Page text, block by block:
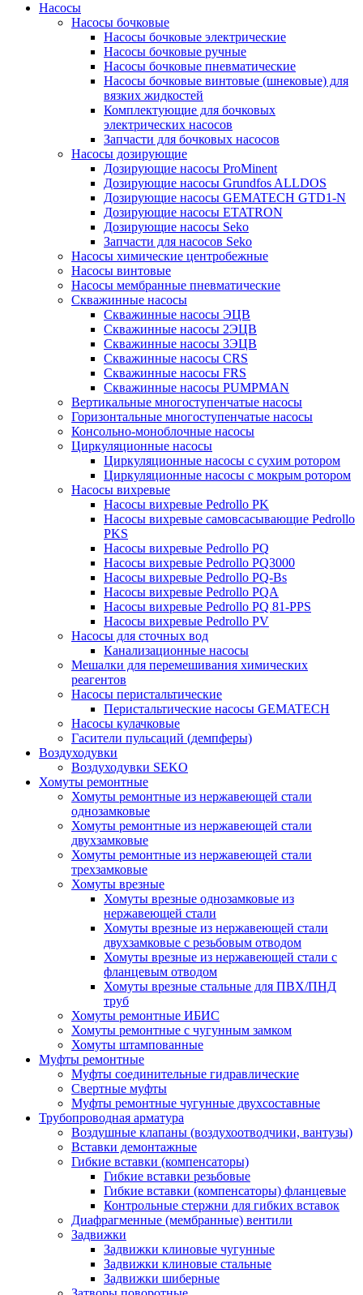
Насосы
Насосы бочковые
Насосы бочковые электрические
Насосы бочковые ручные
Насосы бочковые пневматические
Насосы бочковые винтовые (шнековые) для
вязких жидкостей
Комплектующие для бочковых
электрических насосов
Запчасти для бочковых насосов
Насосы дозирующие
Дозирующие насосы ProMinent
Дозирующие насосы Grundfos ALLDOS
Дозирующие насосы GEMATECH GTD1-N
Дозирующие насосы ETATRON
Дозирующие насосы Seko
Запчасти для насосов Seko
Насосы химические центробежные
Насосы винтовые
Насосы мембранные пневматические
Скважинные насосы
Скважинные насосы ЭЦВ
Скважинные насосы 2ЭЦВ
Скважинные насосы 3ЭЦВ
Скважинные насосы CRS
Скважинные насосы FRS
Скважинные насосы PUMPMAN
Вертикальные многоступенчатые насосы
Горизонтальные многоступенчатые насосы
Консольно-моноблочные насосы
Циркуляционные насосы
Циркуляционные насосы с сухим ротором
Циркуляционные насосы с мокрым ротором
Насосы вихревые
Насосы вихревые Pedrollo PK
Насосы вихревые самовсасывающие Pedrollo
PKS
Насосы вихревые Pedrollo PQ
Насосы вихревые Pedrollo PQ3000
Насосы вихревые Pedrollo PQ-Bs
Насосы вихревые Pedrollo PQA
Насосы вихревые Pedrollo PQ 81-PPS
Насосы вихревые Pedrollo PV
Насосы для сточных вод
Канализационные насосы
Мешалки для перемешивания химических
реагентов
Насосы перистальтические
Перистальтические насосы GEMATECH
Насосы кулачковые
Гасители пульсаций (демпферы)
Воздуходувки
Воздуходувки SEKO
Хомуты ремонтные
Хомуты ремонтные из нержавеющей стали
однозамковые
Хомуты ремонтные из нержавеющей стали
двухзамковые
Хомуты ремонтные из нержавеющей стали
трехзамковые
Хомуты врезные
Хомуты врезные однозамковые из
нержавеющей стали
Хомуты врезные из нержавеющей стали
двухзамковые с резьбовым отводом
Хомуты врезные из нержавеющей стали с
фланцевым отводом
Хомуты врезные стальные для ПВХ/ПНД
труб
Хомуты ремонтные ИБИС
Хомуты ремонтные с чугунным замком
Хомуты штампованные
Муфты ремонтные
Муфты соединительные гидравлические
Свертные муфты
Муфты ремонтные чугунные двухсоставные
Трубопроводная арматура
Воздушные клапаны (воздухоотводчики, вантузы)
Вставки демонтажные
Гибкие вставки (компенсаторы)
Гибкие вставки резьбовые
Гибкие вставки (компенсаторы) фланцевые
Контрольные стержни для гибких вставок
Диафрагменные (мембранные) вентили
Задвижки
Задвижки клиновые чугунные
Задвижки клиновые стальные
Задвижки шиберные